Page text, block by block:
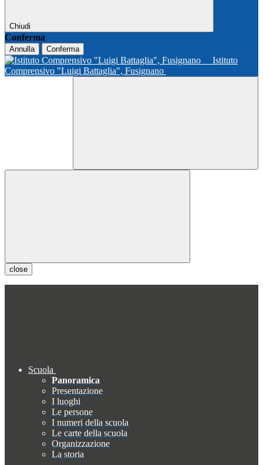
Chiudi
Conferma
Annulla Conferma
Istituto
Comprensivo "Luigi Battaglia", Fusignano
close
Scuola
Panoramica
Presentazione
I luoghi
Le persone
I numeri della scuola
Le carte della scuola
Organizzazione
La storia